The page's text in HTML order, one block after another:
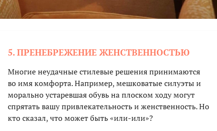
5. ПРЕНЕБРЕЖЕНИЕ ЖЕНСТВЕННОСТЬЮ
Многие неудачные стилевые решения принимаются
во имя комфорта. Например, мешковатые силуэты и
морально устаревшая обувь на плоском ходу могут
спрятать вашу привлекательность и женственность. Но
кто сказал, что может быть «или-или»?